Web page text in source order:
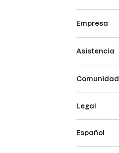
Empresa
Asistencia
Comunidad
Legal
Español